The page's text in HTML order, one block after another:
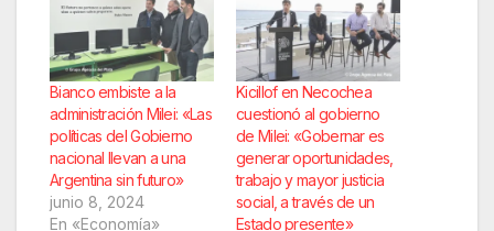
Bianco embiste a la
administración Milei: «Las
políticas del Gobierno
nacional llevan a una
Argentina sin futuro»
junio 8, 2024
En «Economía»
Kicillof en Necochea
cuestionó al gobierno
de Milei: «Gobernar es
generar oportunidades,
trabajo y mayor justicia
social, a través de un
Estado presente»